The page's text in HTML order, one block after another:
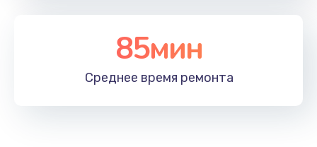
85мин
Среднее время ремонта